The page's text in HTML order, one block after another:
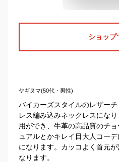
ショップ
ヤギヌマ(50代・男性)
バイカーズスタイルのレザー
レス編み込みネックレスにな
用ができ、牛革の高品質のチ
ュアルとかキレイ目大人コー
になります。カッコよく首元
なります。